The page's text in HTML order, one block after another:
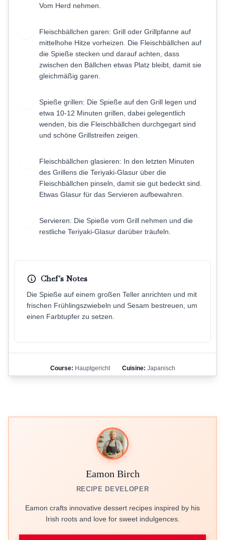
Vom Herd nehmen.
Fleischbällchen garen: Grill oder Grillpfanne auf
mittelhohe Hitze vorheizen. Die Fleischbällchen auf
die Spieße stecken und darauf achten, dass
zwischen den Bällchen etwas Platz bleibt, damit sie
gleichmäßig garen.
Spieße grillen: Die Spieße auf den Grill legen und
etwa 10-12 Minuten grillen, dabei gelegentlich
wenden, bis die Fleischbällchen durchgegart sind
und schöne Grillstreifen zeigen.
Fleischbällchen glasieren: In den letzten Minuten
des Grillens die Teriyaki-Glasur über die
Fleischbällchen pinseln, damit sie gut bedeckt sind.
Etwas Glasur für das Servieren aufbewahren.
Servieren: Die Spieße vom Grill nehmen und die
restliche Teriyaki-Glasur darüber träufeln.
Chef's Notes
Die Spieße auf einem großen Teller anrichten und mit
frischen Frühlingszwiebeln und Sesam bestreuen, um
einen Farbtupfer zu setzen.
Course: Hauptgericht Cuisine: Japanisch
Eamon Birch
RECIPE DEVELOPER
Eamon crafts innovative dessert recipes inspired by his
Irish roots and love for sweet indulgences.